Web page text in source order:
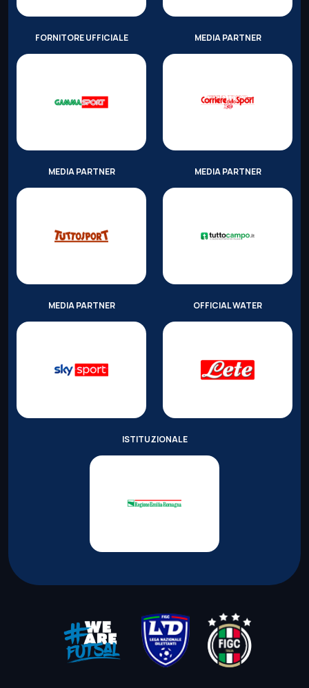
FORNITORE UFFICIALE MEDIA PARTNER
MEDIA PARTNER MEDIA PARTNER
MEDIA PARTNER OFFICIAL WATER
ISTITUZIONALE